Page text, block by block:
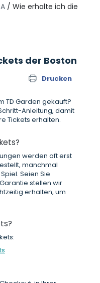
/ Wie erhalte ich die
der Boston
Drucken
TD Garden gekauft?
Anleitung, damit
Tickets erhalten.
werden oft erst
manchmal
Seien Sie
stellen wir
erhalten, um